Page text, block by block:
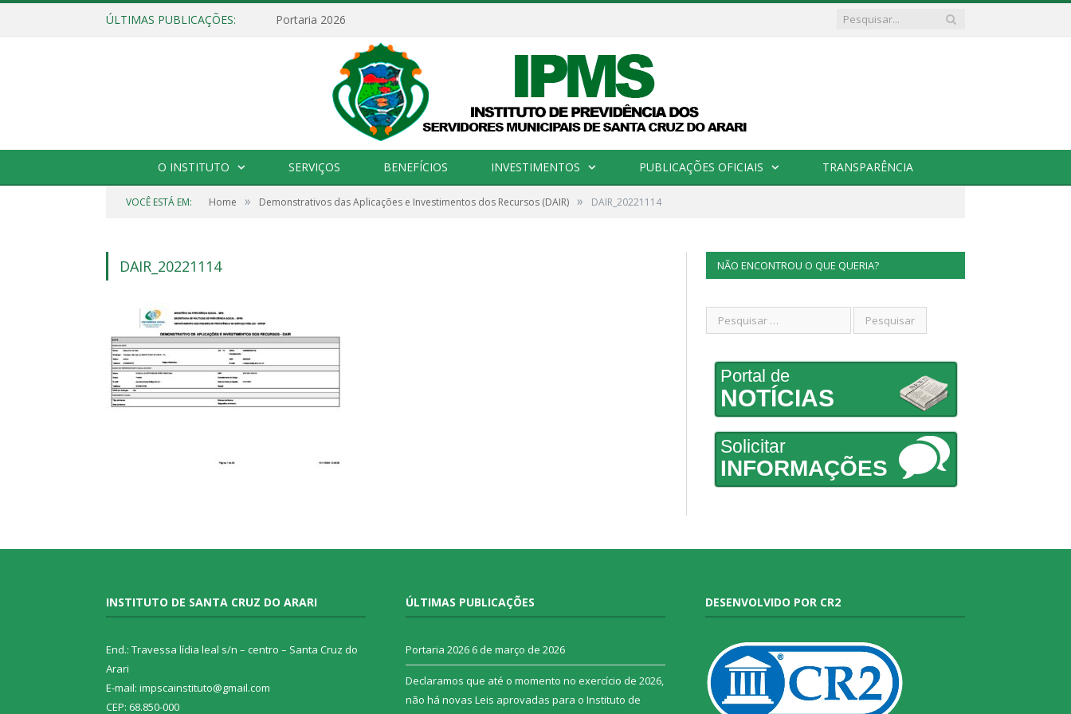
ÚLTIMAS PUBLICAÇÕES: Portaria 2026
O INSTITUTO SERVIÇOS BENEFÍCIOS INVESTIMENTOS PUBLICAÇÕES OFICIAIS TRANSPARÊNCIA
VOCÊ ESTÁ EM: Home » Demonstrativos das Aplicações e Investimentos dos Recursos (DAIR) » DAIR_20221114
DAIR_20221114 NÃO ENCONTROU O QUE QUERIA?
Portal de
NOTÍCIAS
Solicitar
INFORMAÇÕES
INSTITUTO DE SANTA CRUZ DO ARARI
End.: Travessa lídia leal s/n – centro – Santa Cruz do
Arari
E-mail: impscainstituto@gmail.com
CEP: 68.850-000
ÚLTIMAS PUBLICAÇÕES
Portaria 2026 6 de março de 2026
Declaramos que até o momento no exercício de 2026,
não há novas Leis aprovadas para o Instituto de
DESENVOLVIDO POR CR2